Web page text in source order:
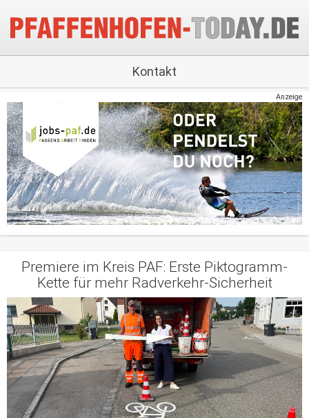
Kontakt
Anzeige
Premiere im Kreis PAF: Erste Piktogramm-
Kette für mehr Radverkehr-Sicherheit